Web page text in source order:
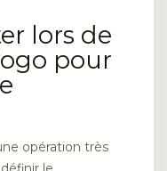
lors de
pour
opération très